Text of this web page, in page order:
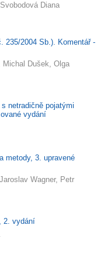
Diana
235/2004 Sb.). Komentář -
Michal Dušek, Olga
netradičně pojatými
vydání
metody, 3. upravené
Wagner, Petr
2. vydání